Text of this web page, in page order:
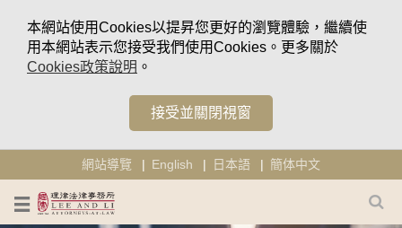
本網站使用Cookies以提昇您更好的瀏覽體驗，繼續使
用本網站表示您接受我們使用Cookies。更多關於
Cookies政策說明 。
接受並關閉視窗
網站導覽 English 日本語 簡体中文